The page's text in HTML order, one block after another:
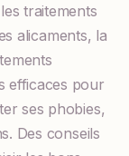
traitements
alicaments, la
efficaces pour
ses phobies,
Des conseils